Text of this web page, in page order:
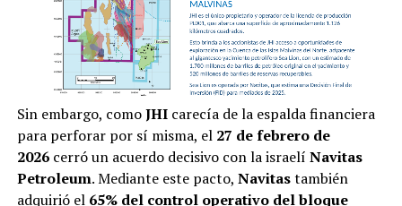
Sin embargo, comoJHIcarecía de la espalda financiera
para perforar por sí misma, el 27 de febrero de
2026cerró un acuerdo decisivo con la israelí Navitas
Petroleum. Mediante este pacto, Navitastambién
adquirió el 65% del control operativo del bloque